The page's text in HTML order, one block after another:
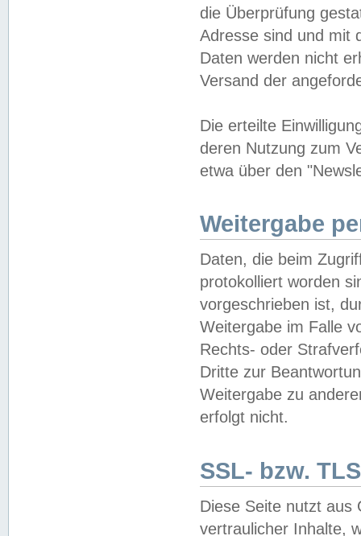
die Überprüfung
Adresse sind und mit
Daten werden nicht
Versand der
Die erteilte
deren Nutzung zum
etwa über den
Weitergabe
Daten, die beim
protokolliert worden
vorgeschrieben ist,
Weitergabe im Falle
Rechts- oder
Dritte zur
Weitergabe zu
erfolgt nicht.
SSL- bzw.
Diese Seite nutzt aus
vertraulicher Inhalte,